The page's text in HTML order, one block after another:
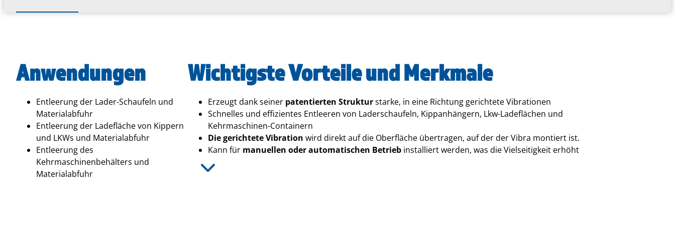
Anwendungen
Entleerung der Lader-Schaufeln und
Materialabfuhr
Entleerung der Ladefläche von Kippern
und LKWs und Materialabfuhr
Entleerung des
Kehrmaschinenbehälters und
Materialabfuhr
Wichtigste Vorteile und Merkmale
Erzeugt dank seiner patentierten Strukturstarke, in eine Richtung gerichtete Vibrationen
Schnelles und effizientes Entleeren von Laderschaufeln, Kippanhängern, Lkw-Ladeflächen und
Kehrmaschinen-Containern
Die gerichtete Vibration wird direkt auf die Oberfläche übertragen, auf der der Vibra montiert ist.
Kann für manuellen oder automatischen Betrieb installiert werden, was die Vielseitigkeit erhöht